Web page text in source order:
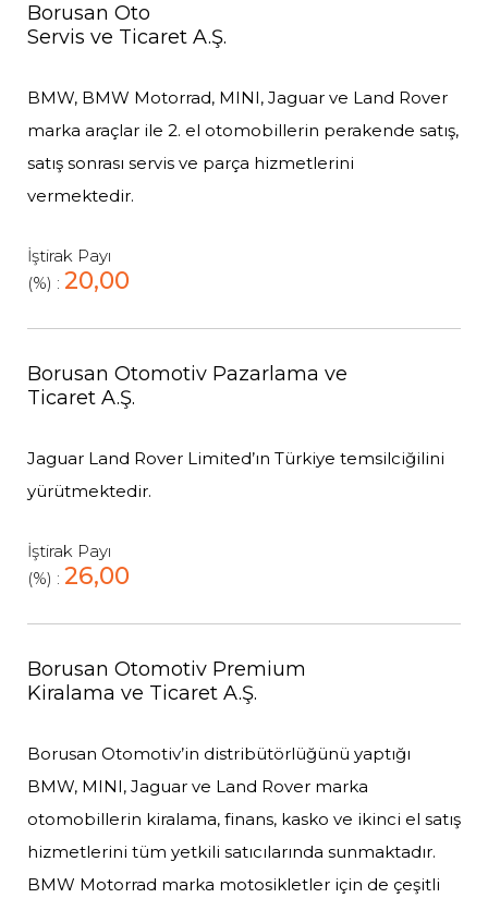
Borusan Oto
Servis ve Ticaret A.Ş.
BMW, BMW Motorrad, MINI, Jaguar ve Land Rover
marka araçlar ile 2. el otomobillerin perakende satış,
satış sonrası servis ve parça hizmetlerini
vermektedir.
İştirak Payı
(%) : 20,00
Borusan Otomotiv Pazarlama ve
Ticaret A.Ş.
Jaguar Land Rover Limited’ın Türkiye temsilciğilini
yürütmektedir.
İştirak Payı
(%) : 26,00
Borusan Otomotiv Premium
Kiralama ve Ticaret A.Ş.
Borusan Otomotiv’in distribütörlüğünü yaptığı
BMW, MINI, Jaguar ve Land Rover marka
otomobillerin kiralama, finans, kasko ve ikinci el satış
hizmetlerini tüm yetkili satıcılarında sunmaktadır.
BMW Motorrad marka motosikletler için de çeşitli